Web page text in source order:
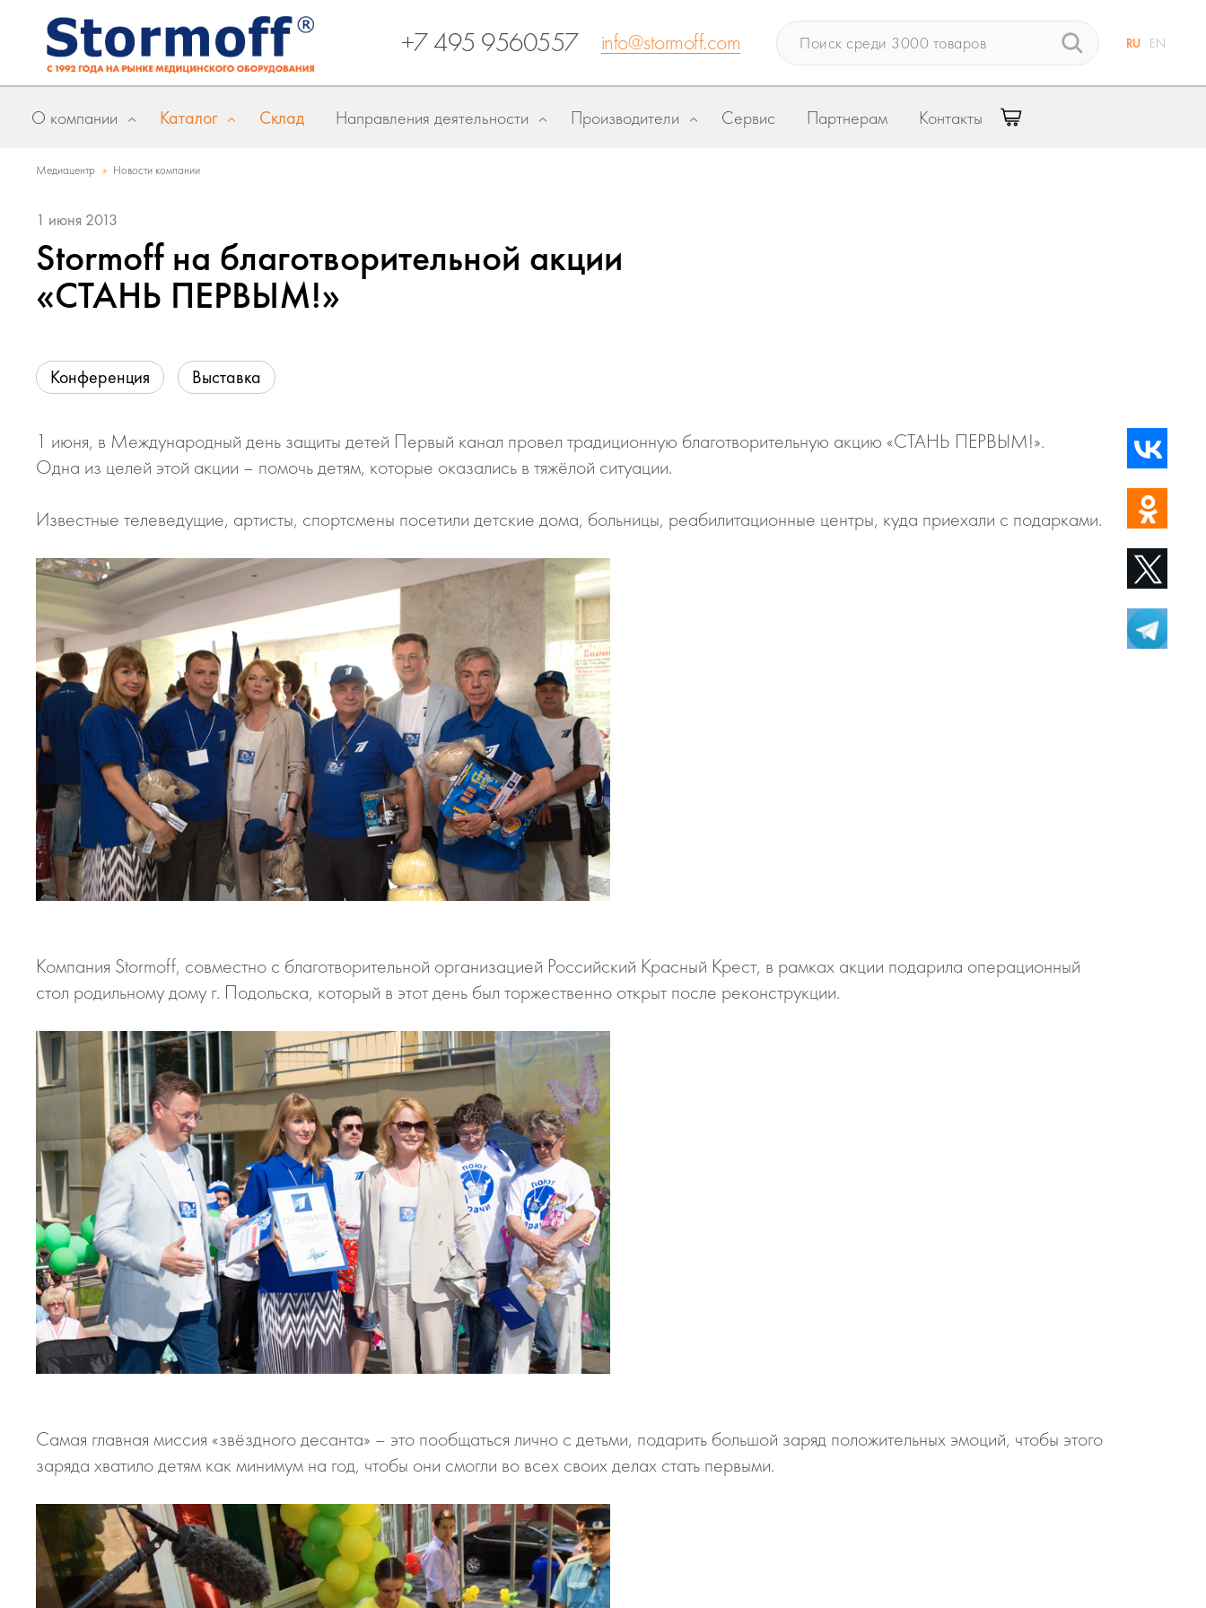
+7 495 9560557 info@stormoff.com RU EN
О компании Каталог Склад Направления деятельности Производители Сервис Партнерам Контакты
Медиацентр » Новости компании
1 июня 2013
Stormoff на благотворительной акции
«СТАНЬ ПЕРВЫМ!»
Конференция Выставка
1 июня, в Международный день защиты детей Первый канал провел традиционную благотворительную акцию «СТАНЬ ПЕРВЫМ!».
Одна из целей этой акции – помочь детям, которые оказались в тяжёлой ситуации.
Известные телеведущие, артисты, спортсмены посетили детские дома, больницы, реабилитационные центры, куда приехали с подарками.
Компания Stormoff, совместно с благотворительной организацией Российский Красный Крест, в рамках акции подарила операционный
стол родильному дому г. Подольска, который в этот день был торжественно открыт после реконструкции.
Самая главная миссия «звёздного десанта» – это пообщаться лично с детьми, подарить большой заряд положительных эмоций, чтобы этого
заряда хватило детям как минимум на год, чтобы они смогли во всех своих делах стать первыми.